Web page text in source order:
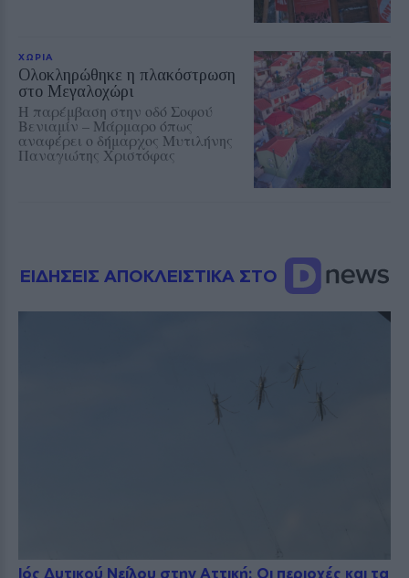
ΧΩΡΙΑ
Ολοκληρώθηκε η πλακόστρωση
στο Μεγαλοχώρι
Η παρέμβαση στην οδό Σοφού
Βενιαμίν – Μάρμαρο όπως
αναφέρει ο δήμαρχος Μυτιλήνης
Παναγιώτης Χριστόφας
ΕΙΔΗΣΕΙΣ ΑΠΟΚΛΕΙΣΤΙΚΑ ΣΤΟ
Ιός Δυτικού Νείλου στην Αττική: Οι περιοχές και τα